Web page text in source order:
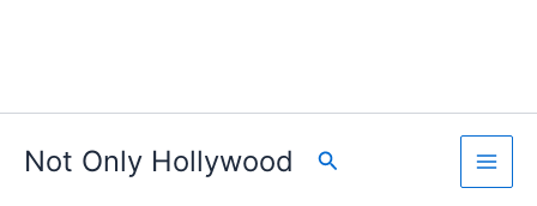
Not Only Hollywood Search